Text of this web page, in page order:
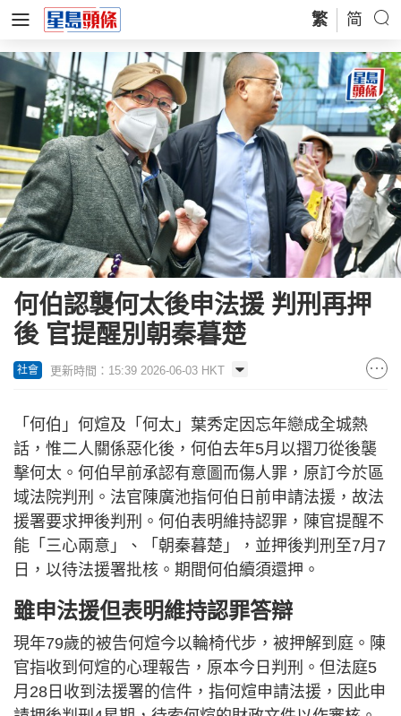
繁 简
何伯認襲何太後申法援 判刑再押
後 官提醒別朝秦暮楚
社會 更新時間：15:39 2026-06-03 HKT
「何伯」何煊及「何太」葉秀定因忘年戀成全城熱
話，惟二人關係惡化後，何伯去年5月以摺刀從後襲
擊何太。何伯早前承認有意圖而傷人罪，原訂今於區
域法院判刑。法官陳廣池指何伯日前申請法援，故法
援署要求押後判刑。何伯表明維持認罪，陳官提醒不
能「三心兩意」、「朝秦暮楚」，並押後判刑至7月7
日，以待法援署批核。期間何伯續須還押。
雖申法援但表明維持認罪答辯
現年79歲的被告何煊今以輪椅代步，被押解到庭。陳
官指收到何煊的心理報告，原本今日判刑。但法庭5
月28日收到法援署的信件，指何煊申請法援，因此申